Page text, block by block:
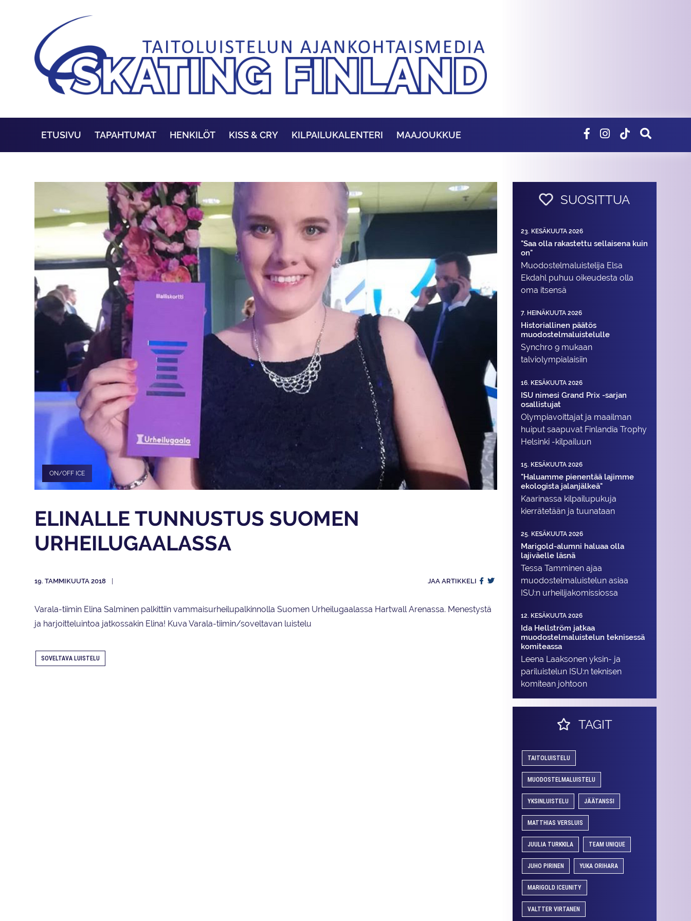
ETUSIVU TAPAHTUMAT HENKILÖT KISS & CRY KILPAILUKALENTERI MAAJOUKKUE
ON/OFF ICE
ELINALLE TUNNUSTUS SUOMEN
URHEILUGAALASSA
19. TAMMIKUUTA 2018 JAA ARTIKKELI
Varala-tiimin Elina Salminen palkittiin vammaisurheilupalkinnolla Suomen Urheilugaalassa Hartwall Arenassa. Menestystä
ja harjoitteluintoa jatkossakin Elina! Kuva Varala-tiimin/soveltavan luistelu
SOVELTAVA LUISTELU
SUOSITTUA
23. KESÄKUUTA 2026
"Saa olla rakastettu sellaisena kuin
on"
Muodostelma­luistelija Elsa
Ekdahl puhuu oikeudesta olla
oma itsensä
7. HEINÄKUUTA 2026
Historiallinen päätös
muodostelmaluistelulle
Synchro 9 mukaan
talviolympialaisiin
16. KESÄKUUTA 2026
ISU nimesi Grand Prix -sarjan
osallistujat
Olympiavoittajat ja maailman
huiput saapuvat Finlandia Trophy
Helsinki -kilpailuun
15. KESÄKUUTA 2026
"Haluamme pienentää lajimme
ekologista jalanjälkeä"
Kaarinassa kilpailupukuja
kierrätetään ja tuunataan
25. KESÄKUUTA 2026
Marigold-alumni haluaa olla
lajiväelle läsnä
Tessa Tamminen ajaa
muodostelma­luistelun asiaa
ISU:n urheilija­komissiossa
12. KESÄKUUTA 2026
Ida Hellström jatkaa
muodostelmaluistelun teknisessä
komiteassa
Leena Laaksonen yksin- ja
pariluistelun ISU:n teknisen
komitean johtoon
TAGIT
TAITOLUISTELU
MUODOSTELMALUISTELU
YKSINLUISTELU JÄÄTANSSI
MATTHIAS VERSLUIS
JUULIA TURKKILA TEAM UNIQUE
JUHO PIRINEN YUKA ORIHARA
MARIGOLD ICEUNITY
VALTTER VIRTANEN